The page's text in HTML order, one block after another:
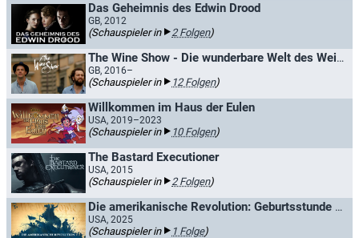
Das Geheimnis des Edwin Drood
GB, 2012
(Schauspieler in 2 Folgen)
The Wine Show - Die wunderbare Welt des Weins
GB, 2016–
(Schauspieler in 12 Folgen)
Willkommen im Haus der Eulen
USA, 2019–2023
(Schauspieler in 10 Folgen)
The Bastard Executioner
USA, 2015
(Schauspieler in 2 Folgen)
Die amerikanische Revolution: Geburtsstunde der USA
USA, 2025
(Schauspieler in 1 Folge)